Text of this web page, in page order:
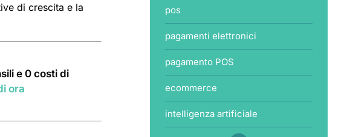
di crescita e la
e 0 costi di
ora
pos
pagamenti elettronici
pagamento POS
ecommerce
intelligenza artificiale